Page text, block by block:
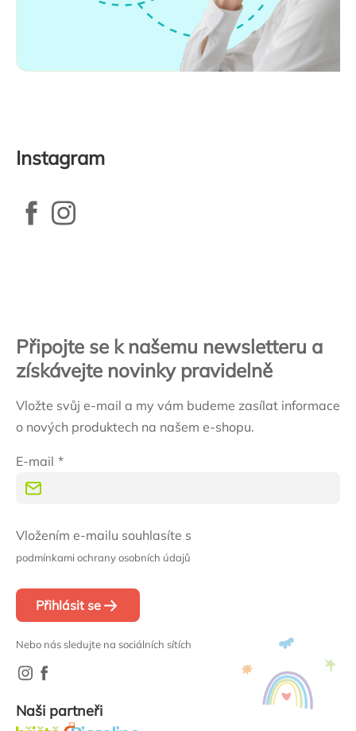
Instagram
Připojte se k našemu newsletteru a
získávejte novinky pravidelně
Vložte svůj e-mail a my vám budeme zasílat informace
o nových produktech na našem e-shopu.
E-mail
Vložením e-mailu souhlasíte s
podmínkami ochrany osobních údajů
Přihlásit se
Nebo nás sledujte na sociálních sítích
Naši partneři